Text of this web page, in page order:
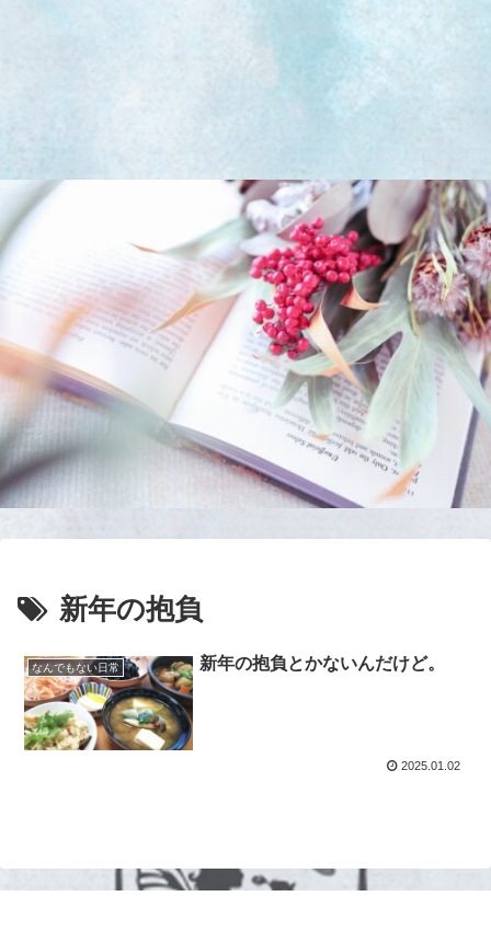
新年の抱負
なんでもない日常 新年の抱負とかないんだけど。
2025.01.02